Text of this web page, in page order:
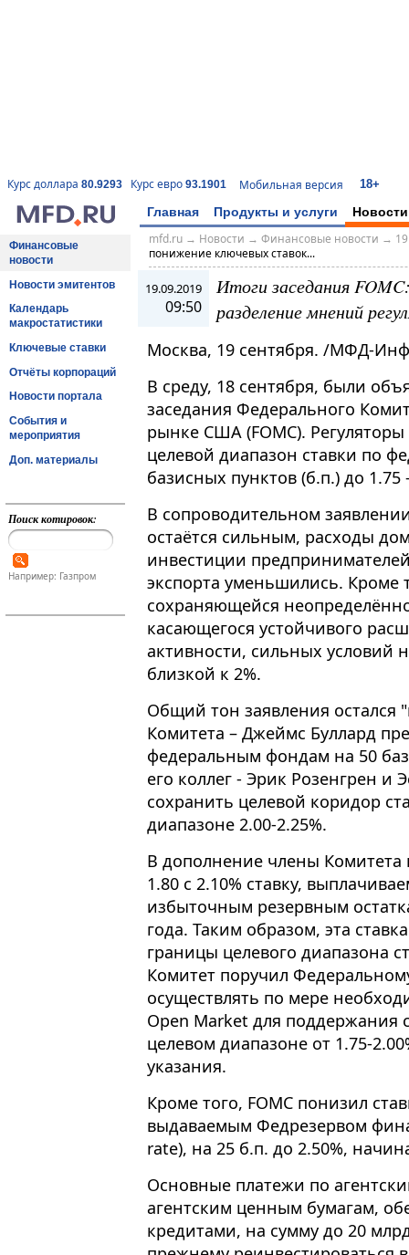
Курс доллара 80.9293 Курс евро 93.1901 Мобильная версия 18+
Главная Продукты и услуги Новости
Финансовые
новости
Новости эмитентов
Календарь
макростатистики
Ключевые ставки
Отчёты корпораций
Новости портала
События и
мероприятия
Доп. материалы
Поиск котировок:
Например: Газпром
mfd.ru→ Новости → Финансовые новости →
понижение ключевых ставок...
19.09.2019
09:50
Итоги заседания
разделение мнений
Москва, 19 сентября. /МФД-
В среду, 18 сентября, были
заседания Федерального
рынке США (FOMC).
целевой диапазон ставки по
базисных пунктов (б.п.) до 1.75
В сопроводительном
остаётся сильным, расходы
инвестиции
экспорта уменьшились. Кроме
сохраняющейся
касающегося устойчивого
активности, сильных условий
близкой к 2%.
Общий тон заявления остался
Комитета – Джеймс Буллард
федеральным фондам на 50
его коллег - Эрик Розенгрен
сохранить целевой коридор
диапазоне 2.00-2.25%.
В дополнение члены
1.80 с 2.10% ставку,
избыточным резервным
года. Таким образом, эта
границы целевого диапазона
Комитет поручил
осуществлять по мере
Open Market для
целевом диапазоне от 1.75-
указания.
Кроме того, FOMC понизил
выдаваемым Федрезервом
rate), на 25 б.п. до 2.50%,
Основные платежи по
агентским ценным бумагам,
кредитами, на сумму до 20